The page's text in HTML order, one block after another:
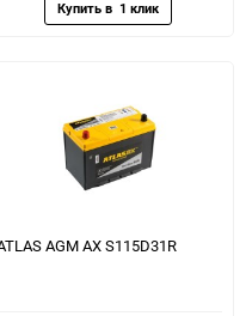
AGM AX S115D31R